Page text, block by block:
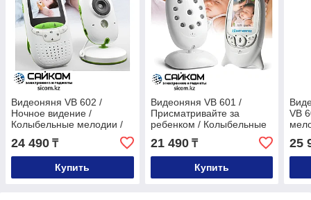
Видеоняня VB 602 /
Ночное видение /
Колыбельные мелодии /
Двусторонняя связь
24 490 ₸
Купить
Видеоняня VB 601 /
Присматривайте за
ребенком / Колыбельные
21 490₸
Купить
VB
25